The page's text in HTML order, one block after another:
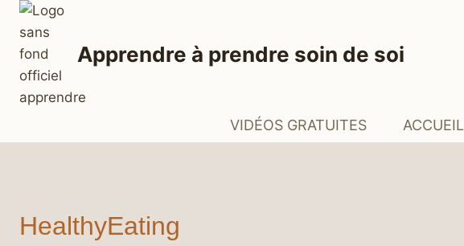
Aller
contenu
Apprendre à prendre soin de soi
VIDÉOS GRATUITES ACCUEIL
HealthyEating